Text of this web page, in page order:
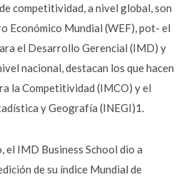
competitividad, a nivel global, son
Económico Mundial (WEF), pot- el
el Desarrollo Gerencial (IMD) y
nacional, destacan los que hacen
la Competitividad (IMCO) y el
y Geografía (INEGI)1.
el IMD Business School dio a
de su índice Mundial de